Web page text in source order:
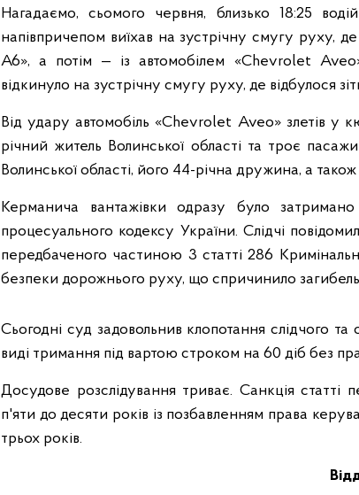
Нагадаємо, сьомого червня, близько 18:25
напівпричепом виїхав на зустрічну смугу руху,
А6», а потім — із автомобілем «Chevrolet
відкинуло на зустрічну смугу руху, де відбулося
Від удару автомобіль «Chevrolet Aveo» злетів у
річний житель Волинської області та троє
Волинської області, його 44-річна дружина, а
Керманича вантажівки одразу було
процесуального кодексу України. Слідчі
передбаченого частиною 3 статті 286
безпеки дорожнього руху, що спричинило загибель
Сьогодні суд задовольнив клопотання слідчого
виді тримання під вартою строком на 60 діб без
Досудове розслідування триває. Санкція статті
п'яти до десяти років із позбавленням права
трьох років.